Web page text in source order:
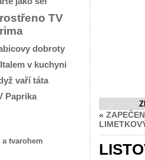
TV
dobroty
v kuchyni
vaří táta
Paprika
tvarohem
«